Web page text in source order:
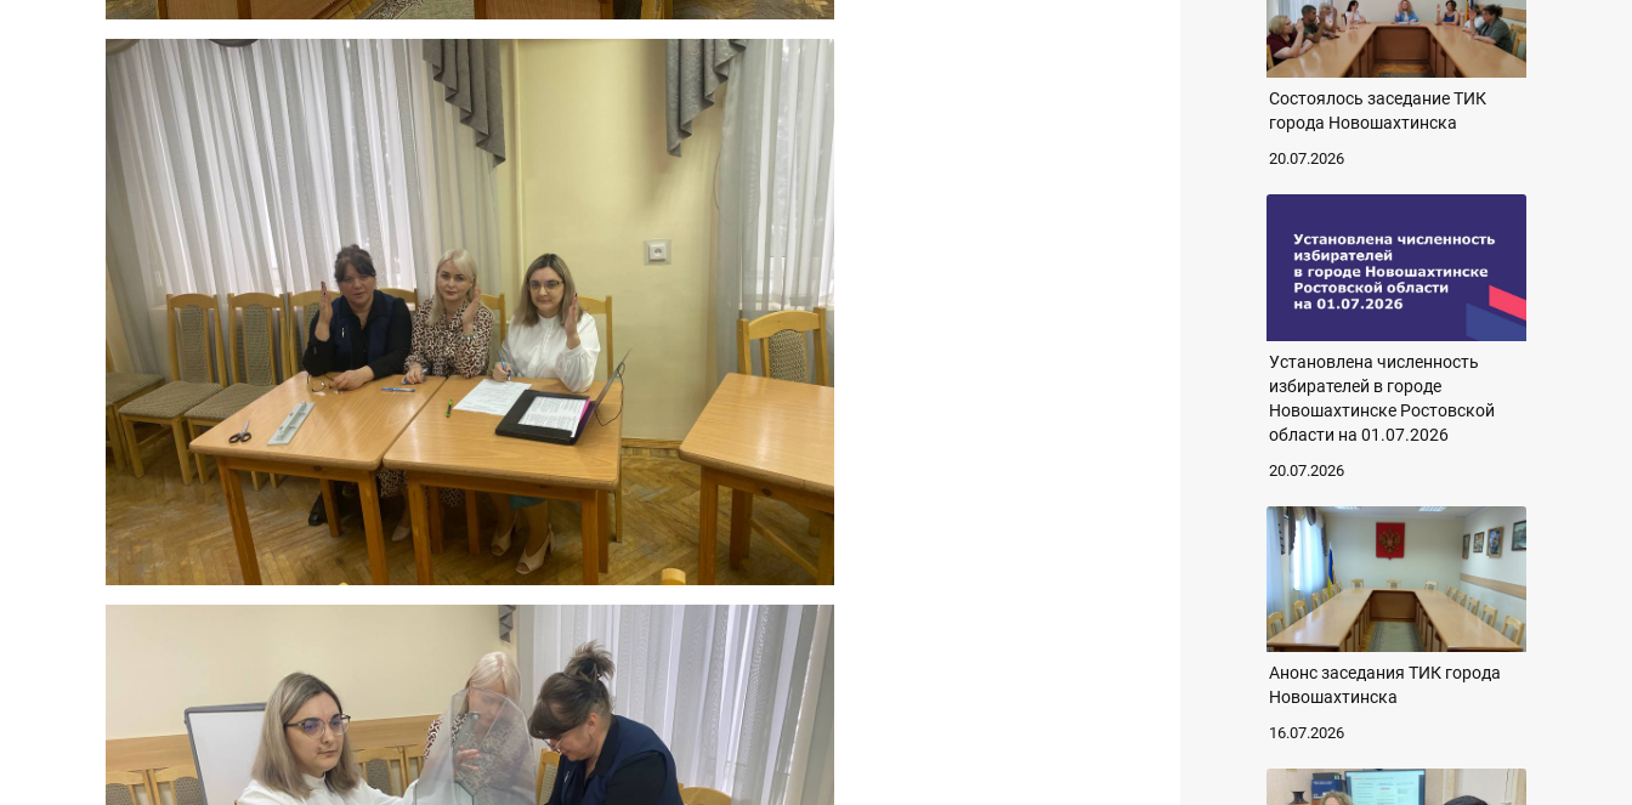
Состоялось заседание ТИК
города Новошахтинска
20.07.2026
Установлена численность
избирателей в городе
Новошахтинске Ростовской
области на 01.07.2026
20.07.2026
Анонс заседания ТИК города
Новошахтинска
16.07.2026